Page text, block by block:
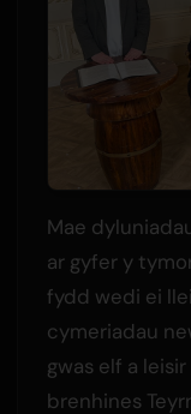
Mae
ar gyfer y
fydd wedi ei
cymeriadau
gwas elf a
brenhines